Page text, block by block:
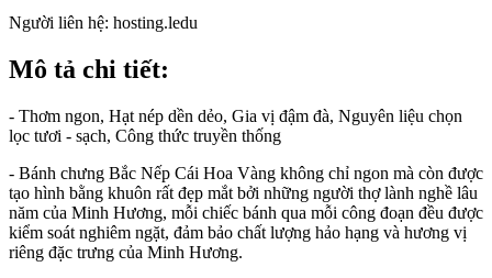
Người liên hệ: hosting.ledu
Mô tả chi tiết:
- Thơm ngon, Hạt nép dền dẻo, Gia vị đậm đà, Nguyên liệu chọn
lọc tươi - sạch, Công thức truyền thống
- Bánh chưng Bắc Nếp Cái Hoa Vàng không chỉ ngon mà còn được
tạo hình bằng khuôn rất đẹp mắt bởi những người thợ lành nghề lâu
năm của Minh Hương, mỗi chiếc bánh qua mỗi công đoạn đều được
kiểm soát nghiêm ngặt, đảm bảo chất lượng hảo hạng và hương vị
riêng đặc trưng của Minh Hương.